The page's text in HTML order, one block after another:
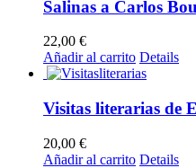
Salinas a Carlos
22,00 €
Añadir al carrito Details
Visitas literarias de
20,00 €
Añadir al carrito Details